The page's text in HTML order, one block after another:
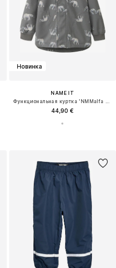
Новинка
NAME IT
44,90 €